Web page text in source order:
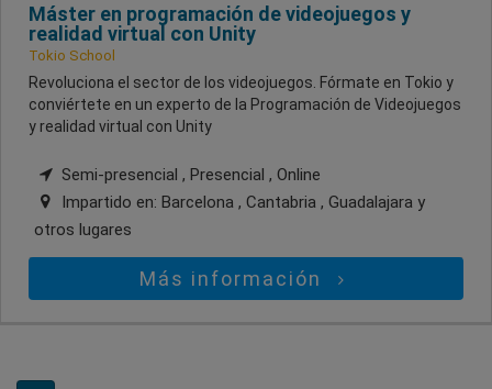
Máster en programación de videojuegos y
realidad virtual con Unity
Tokio School
Revoluciona el sector de los videojuegos. Fórmate en Tokio y
conviértete en un experto de la Programación de Videojuegos
y realidad virtual con Unity
Semi-presencial , Presencial , Online
Impartido en: Barcelona , Cantabria , Guadalajara y
otros lugares
Más información